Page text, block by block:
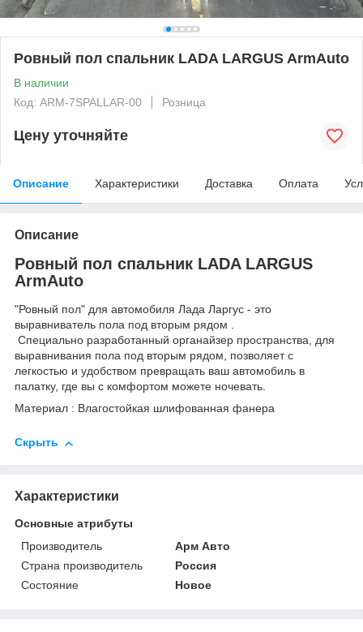
Ровный пол спальник LADA LARGUS ArmAuto
В наличии
Код: ARM-7SPALLAR-00
Розница
Цену уточняйте
Описание Характеристики Доставка Оплата
Описание
Ровный пол спальник LADA LARGUS
ArmAuto
"Ровный пол" для автомобиля Лада Ларгус - это
выравниватель пола под вторым рядом .
Специально разработанный органайзер пространства, для
выравнивания пола под вторым рядом, позволяет с
легкостью и удобством превращать ваш автомобиль в
палатку, где вы с комфортом можете ночевать.
Материал : Влагостойкая шлифованная фанера
Скрыть
Характеристики
Основные атрибуты
Производитель
Арм Авто
Страна производитель
Россия
Состояние
Новое